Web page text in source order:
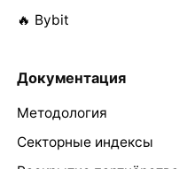
🔥 Bybit
Документация
Методология
Секторные индексы